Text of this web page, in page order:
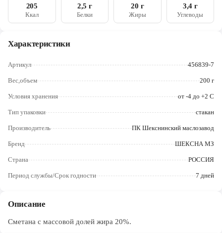
Череповец
Ярославль
205
Ккал
2,5 г
Белки
20 г
Жиры
3,4 г
Углеводы
Характеристики
Артикул 456839-7
Вес,объем 200 г
Условия хранения от -4 до +2 C
Тип упаковки стакан
Производитель ПК Шекснинский маслозавод
Бренд ШЕКСНА МЗ
Страна РОССИЯ
Период службы/Срок годности 7 дней
Описание
Сметана с массовой долей жира 20%.